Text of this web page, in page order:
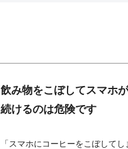
飲み物をこぼしてスマホ
続けるのは危険です
「スマホにコーヒーをこぼして